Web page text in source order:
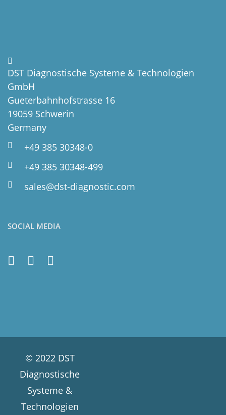
DST Diagnostische Systeme & Technologien
GmbH
Gueterbahnhofstrasse 16
19059 Schwerin
Germany
+49 385 30348-0
+49 385 30348-499
sales@dst-diagnostic.com
SOCIAL MEDIA
© 2022 DST
Diagnostische
Systeme &
Technologien